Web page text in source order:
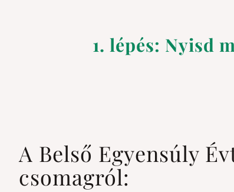
1. lépés: Nyisd
A Belső Egyensúly
csomagról: